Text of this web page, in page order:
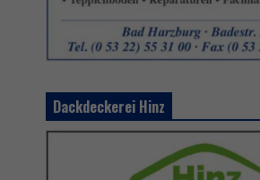
Dackdeckerei Hinz